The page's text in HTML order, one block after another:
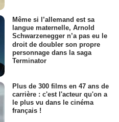
Même si l’allemand est sa
langue maternelle, Arnold
Schwarzenegger n’a pas eu le
droit de doubler son propre
personnage dans la saga
Terminator
Plus de 300 films en 47 ans de
carrière : c'est l'acteur qu'on a
le plus vu dans le cinéma
français !